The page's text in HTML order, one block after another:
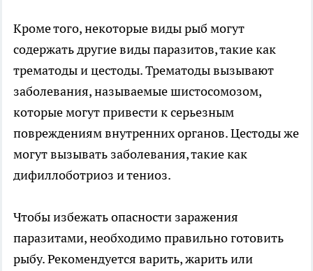
Кроме того, некоторые виды рыб могут
содержать другие виды паразитов, такие как
трематоды и цестоды. Трематоды вызывают
заболевания, называемые шистосомозом,
которые могут привести к серьезным
повреждениям внутренних органов. Цестоды же
могут вызывать заболевания, такие как
дифиллоботриоз и тениоз.
Чтобы избежать опасности заражения
паразитами, необходимо правильно готовить
рыбу. Рекомендуется варить, жарить или